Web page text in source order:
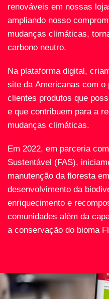
renováveis em nossas
ampliando nosso
mudanças climáticas,
carbono neutro.
Na plataforma digital,
site da Americanas com o
clientes produtos que
e que contribuem para a
mudanças climáticas.
Em 2022, em parceria
Sustentável (FAS),
manutenção da floresta
desenvolvimento da
enriquecimento e
comunidades além da
a conservação do bioma